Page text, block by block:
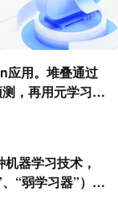
应用。堆叠通过
，再用元学习器
器学习技术，
“弱学习器”）的